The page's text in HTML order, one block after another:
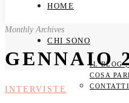
HOME
CHI SONO
IL BLOG ,
COSA
CONTATTI
Monthly Archives
GENNAIO
INTERVISTE